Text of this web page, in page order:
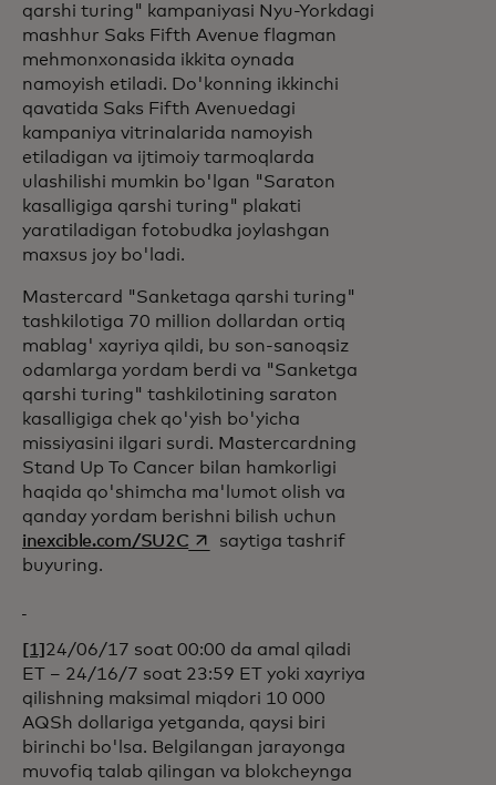
qarshi turing" kampaniyasi Nyu-Yorkdagi
mashhur Saks Fifth Avenue flagman
mehmonxonasida ikkita oynada
namoyish etiladi. Do'konning ikkinchi
qavatida Saks Fifth Avenuedagi
kampaniya vitrinalarida namoyish
etiladigan va ijtimoiy tarmoqlarda
ulashilishi mumkin bo'lgan "Saraton
kasalligiga qarshi turing" plakati
yaratiladigan fotobudka joylashgan
maxsus joy bo'ladi.
Mastercard "Sanketaga qarshi turing"
tashkilotiga 70 million dollardan ortiq
mablag' xayriya qildi, bu son-sanoqsiz
odamlarga yordam berdi va "Sanketga
qarshi turing" tashkilotining saraton
kasalligiga chek qo'yish bo'yicha
missiyasini ilgari surdi. Mastercardning
Stand Up To Cancer bilan hamkorligi
haqida qo'shimcha ma'lumot olish va
qanday yordam berishni bilish uchun
inexcible.com/SU2Copens in a new tab
saytiga tashrif
buyuring.
[1] 24/06/17 soat 00:00 da amal qiladi
ET – 24/16/7 soat 23:59 ET yoki xayriya
qilishning maksimal miqdori 10 000
AQSh dollariga yetganda, qaysi biri
birinchi bo'lsa. Belgilangan jarayonga
muvofiq talab qilingan va blokcheynga